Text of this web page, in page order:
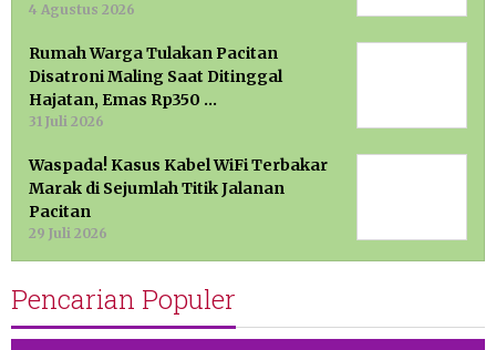
4 Agustus 2026
Rumah Warga Tulakan Pacitan
Disatroni Maling Saat Ditinggal
Hajatan, Emas Rp350 …
31 Juli 2026
Waspada! Kasus Kabel WiFi Terbakar
Marak di Sejumlah Titik Jalanan
Pacitan
29 Juli 2026
Pencarian Populer